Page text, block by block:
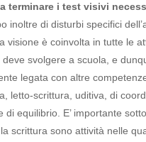
terminare i test visivi
inoltre di disturbi specifici
visione è coinvolta in tutte le
deve svolgere a scuola, e
legata con altre
letto-scrittura, uditiva, di
di equilibrio. E’ importante
scrittura sono attività nelle